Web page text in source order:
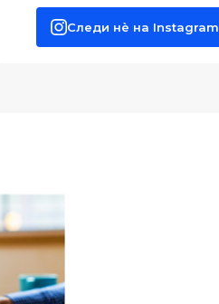
Следи нè на Instagram